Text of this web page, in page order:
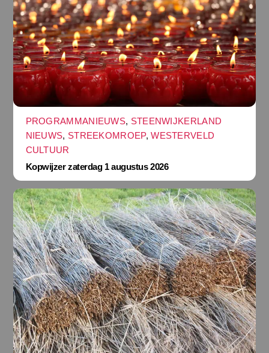
PROGRAMMANIEUWS, STEENWIJKERLAND
NIEUWS, STREEKOMROEP,WESTERVELD
CULTUUR
Kopwijzer zaterdag 1 augustus 2026